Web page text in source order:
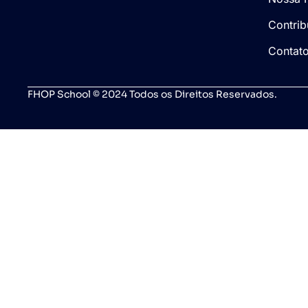
Contato
FHOP School © 2024 Todos os Direitos Reservados.